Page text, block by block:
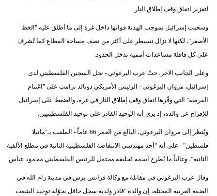
لتعزيز اتفاق وقف إطلاق النار.
وسحبت إسرائيل بموجب الهدنة قواتها داخل غزة إلى ما أطلق عليه "الخط
الأصفر"، لكنها لا تزال تسيطر على أكثر من نصف مساحة القطاع كما تُشرف
على كل قافلة مساعدات أممية تدخل الحدود.
وعلى الجانب الآخر، حثّ عرب البرغوثي - نجل السجين الفلسطيني لدى
إسرائيل، مروان البرغوثي - الرئيس الأمريكي دونالد ترامب على "اغتنام
الفرصة" التي وفّرها اتفاق وقف إطلاق النار في غزة، والضغط على إسرائيل
للإفراج عن والده، إذ يرى أنه الوحيد القادر على توحيد الفلسطينيين.
ويُنظر إلى مروان البرغوثي، البالغ من العمر 66 عاماً - الملقب بـ"مانيلا
فلسطين" - على أنه "أحد مهندسي الانتفاضة الفلسطينية الثانية في مطلع الألفية
الثانية"، وغالباً ما يُطرح اسمه كخليفة محتمل للرئيس الفلسطيني محمود عباس.
وقال عرب البرغوثي في مقابلة مع وكالة فرانس برس في مدينة رام الله في
الضفة الغربية المحتلة، إن والده "قادر ولديه سجل حافل يخوّله توحيد الشعب